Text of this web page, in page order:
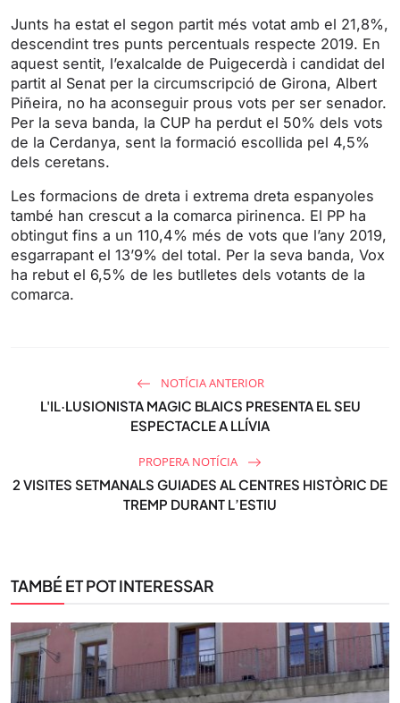
s
c
r
e
e
n
Junts ha estat el segon partit més votat amb el 21,8%,
descendint tres punts percentuals respecte 2019. En
aquest sentit, l’exalcalde de Puigecerdà i candidat del
partit al Senat per la circumscripció de Girona, Albert
Piñeira, no ha aconseguir prous vots per ser senador.
Per la seva banda, la CUP ha perdut el 50% dels vots
de la Cerdanya, sent la formació escollida pel 4,5%
dels ceretans.
Les formacions de dreta i extrema dreta espanyoles
també han crescut a la comarca pirinenca. El PP ha
obtingut fins a un 110,4% més de vots que l’any 2019,
esgarrapant el 13’9% del total. Per la seva banda, Vox
ha rebut el 6,5% de les butlletes dels votants de la
comarca.
NOTÍCIA ANTERIOR
L'IL·LUSIONISTA MAGIC BLAICS PRESENTA EL SEU
ESPECTACLE A LLÍVIA
PROPERA NOTÍCIA
2 VISITES SETMANALS GUIADES AL CENTRES HISTÒRIC DE
TREMP DURANT L’ESTIU
TAMBÉ ET POT INTERESSAR